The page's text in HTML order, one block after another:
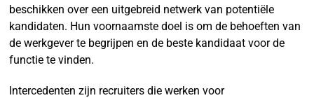
beschikken over een uitgebreid netwerk van potentiële
kandidaten. Hun voornaamste doel is om de behoeften van
de werkgever te begrijpen en de beste kandidaat voor de
functie te vinden.
Intercedenten zijn recruiters die werken voor